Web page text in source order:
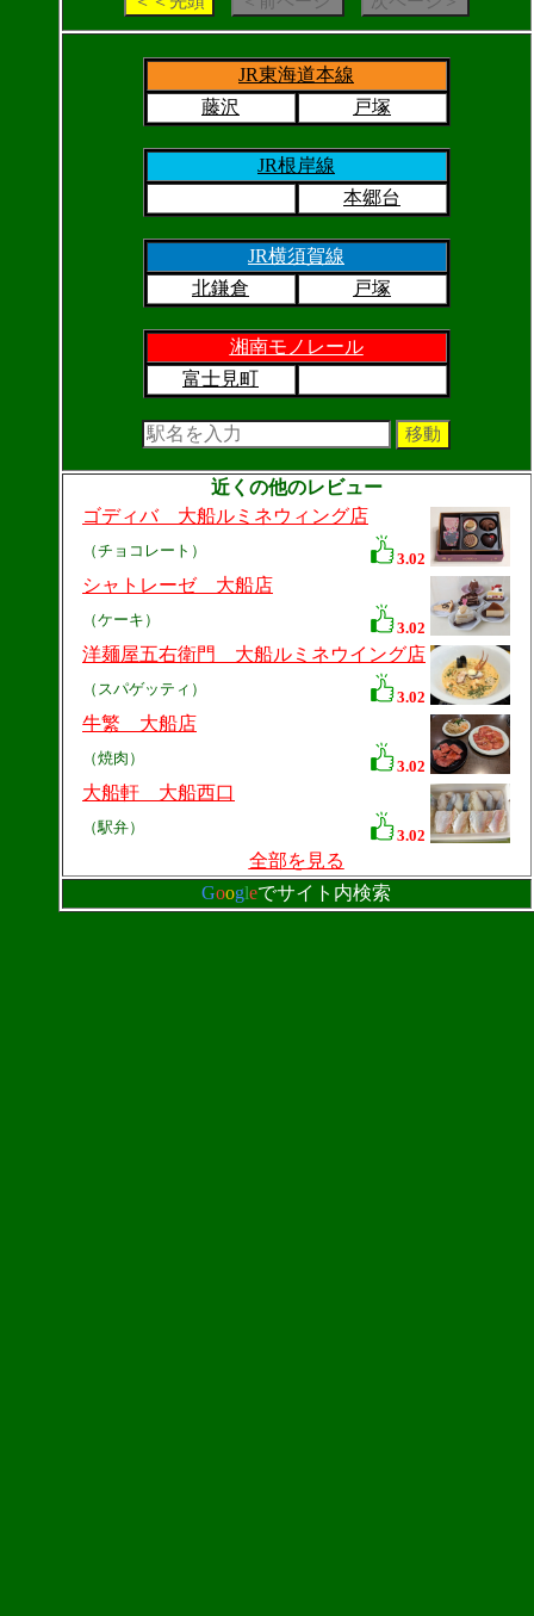
JR東海道本線
藤沢
戸塚
JR根岸線
本郷台
JR横須賀線
北鎌倉
戸塚
湘南モノレール
富士見町
近くの他のレビュー
ゴディバ 大船ルミネウィング店
（チョコレート） 3.02
シャトレーゼ 大船店
（ケーキ） 3.02
洋麺屋五右衛門 大船ルミネウイング店
（スパゲッティ） 3.02
牛繁 大船店
（焼肉） 3.02
大船軒 大船西口
（駅弁） 3.02
全部を見る
Googleでサイト内検索